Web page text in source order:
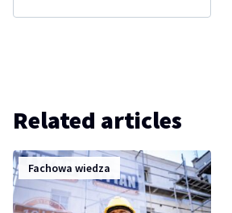
Related articles
Fachowa wiedza